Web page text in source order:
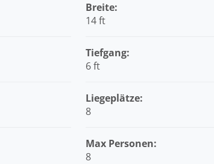
Breite:
14 ft
Tiefgang:
6 ft
Liegeplätze:
8
Max Personen:
8